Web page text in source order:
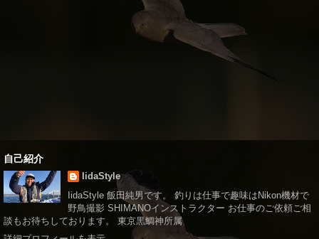
自己紹介
IidaStyle
IidaStyle 飯田純男です。 釣りは仕事で趣味はNikon機材で
野鳥撮影 SHIMANOインストラクター お仕事のご依頼ご相
談もお待ちしております。 東京黒鯛神所属